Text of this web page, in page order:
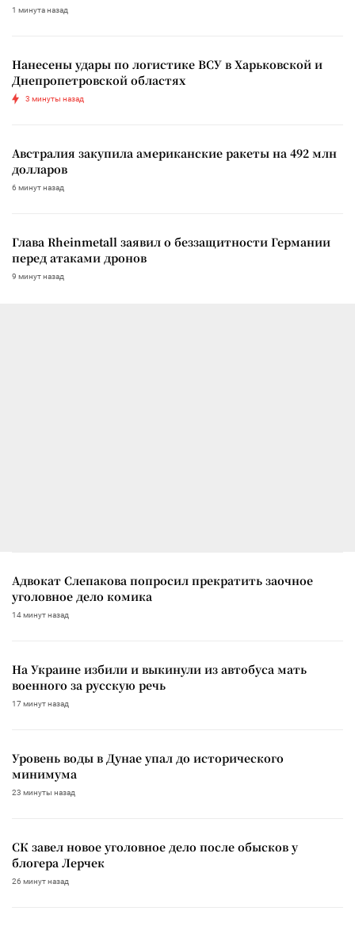
1 минута назад
Нанесены удары по логистике ВСУ в Харьковской и
Днепропетровской областях
3 минуты назад
Австралия закупила американские ракеты на 492 млн
долларов
6 минут назад
Глава Rheinmetall заявил о беззащитности Германии
перед атаками дронов
9 минут назад
Адвокат Слепакова попросил прекратить заочное
уголовное дело комика
14 минут назад
На Украине избили и выкинули из автобуса мать
военного за русскую речь
17 минут назад
Уровень воды в Дунае упал до исторического
минимума
23 минуты назад
СК завел новое уголовное дело после обысков у
блогера Лерчек
26 минут назад